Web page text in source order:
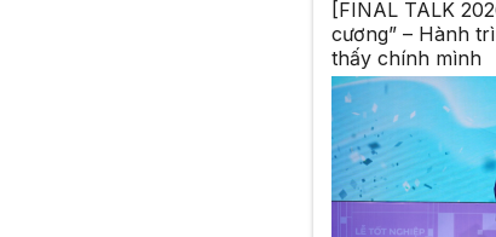
[FINAL TALK
cương” – Hành
thấy chính mình